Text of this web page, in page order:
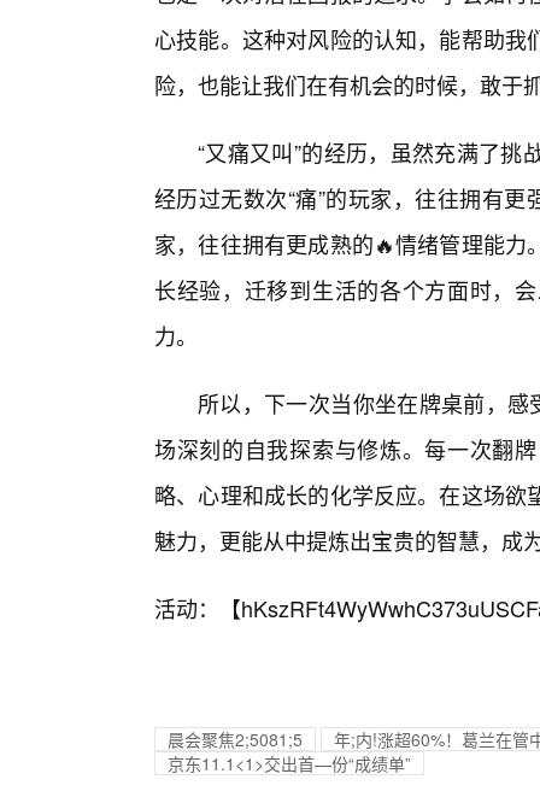
心技能。这种对风险的认知，能帮助
险，也能让我们在有机会的时候，敢于
“又痛又叫”的经历，虽然充满了
经历过无数次“痛”的玩家，往往拥有
家，往往拥有更成熟的🔥情绪管理能
长经验，迁移到生活的各个方面时，
力。
所以，下一次当你坐在牌桌前，感
场深刻的自我探索与修炼。每一次翻
略、心理和成长的化学反应。在这场
魅力，更能从中提炼出宝贵的智慧，成
活动：【
晨会聚焦2;5081;5
年;内!涨超60%！葛兰在管
京东11.1<1>交出首—份“成绩单”